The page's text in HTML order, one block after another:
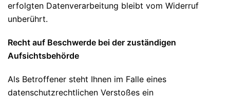
erfolgten Datenverarbeitung bleibt vom Widerruf
unberührt.
Recht auf Beschwerde bei der zuständigen
Aufsichtsbehörde
Als Betroffener steht Ihnen im Falle eines
datenschutzrechtlichen Verstoßes ein